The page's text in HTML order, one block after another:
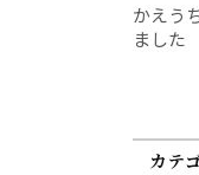
かえう
ました
カテ